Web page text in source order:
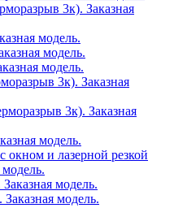
3к). Заказная
модель.
модель.
модель.
3к). Заказная
3к). Заказная
модель.
окном и лазерной резкой
модель.
модель.